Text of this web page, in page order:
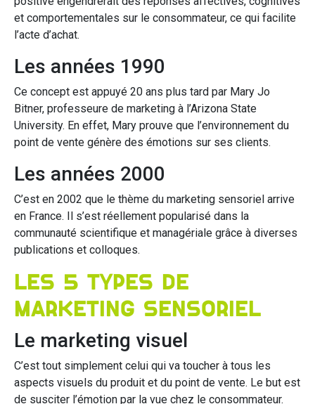
et comportementales sur le consommateur, ce qui facilite
l’acte d’achat.
Les années 1990
Ce concept est appuyé 20 ans plus tard par Mary Jo
Bitner, professeure de marketing à l’Arizona State
University. En effet, Mary prouve que l’environnement du
point de vente génère des émotions sur ses clients.
Les années 2000
C’est en 2002 que le thème du marketing sensoriel arrive
en France. Il s’est réellement popularisé dans la
communauté scientifique et managériale grâce à diverses
publications et colloques.
Les 5 types de
marketing sensoriel
Le marketing visuel
C’est tout simplement celui qui va toucher à tous les
aspects visuels du produit et du point de vente. Le but est
de susciter l’émotion par la vue chez le consommateur.